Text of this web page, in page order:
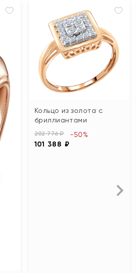
Кольцо из золота с
бриллиантами
202 776 ₽
101 388 ₽
-50%